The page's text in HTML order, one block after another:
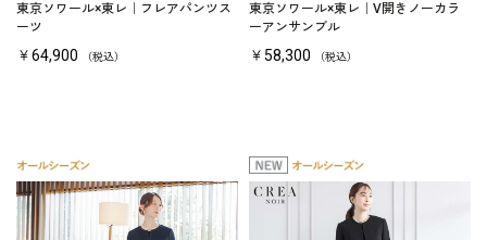
東京ソワール×東レ｜フレアパンツス
ーツ
￥64,900 （税込）
東京ソワール×東レ｜V開きノーカラ
ーアンサンブル
￥58,300 （税込）